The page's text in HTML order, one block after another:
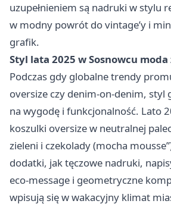
uzupełnieniem są nadruki w stylu
w modny powrót do vintage’y i
grafik.
Styl lata 2025 w Sosnowcu
Podczas gdy globalne trendy
oversize czy denim-on-denim, styl
na wygodę i funkcjonalność. Lato
koszulki oversize w neutralnej
zieleni i czekolady (mocha
dodatki, jak tęczowe nadruki,
eco‑message i geometryczne
wpisują się w wakacyjny klimat